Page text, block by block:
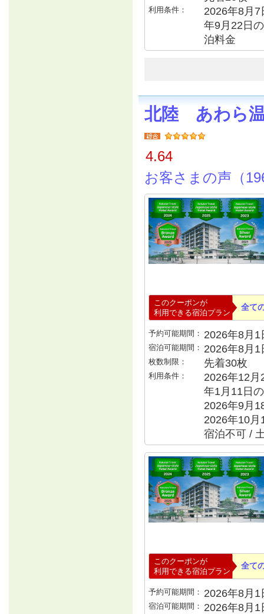
利用条件：
2026年8月
年9月22日
泊料金
北陸 あわら
4.64
お客さまの声（
このクーポンが
利用できる宿泊プラン
全て
予約可能期間： 2026年8月
宿泊可能期間： 2026年8月
枚数制限： 先着30枚
利用条件：
2026年12
年1月11日
2026年9月
2026年10
宿泊不可 /
このクーポンが
利用できる宿泊プラン
全て
予約可能期間： 2026年8月
宿泊可能期間： 2026年8月